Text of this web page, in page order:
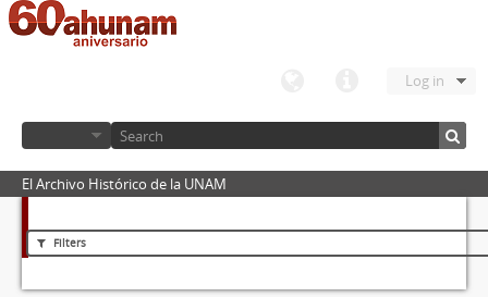
Log in
El Archivo Histórico de la UNAM
Filters